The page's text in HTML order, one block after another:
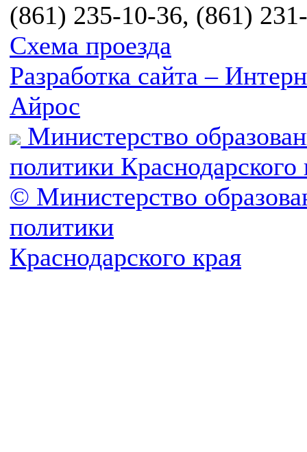
(861) 235-10-36, (861)
Схема проезда
Разработка сайта –
Айрос
Министерство
политики Краснодарского
© Министерство
политики
Краснодарского края